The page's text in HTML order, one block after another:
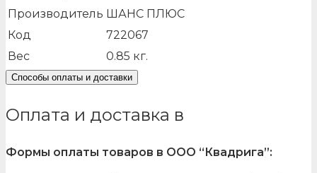
Производитель ШАНС ПЛЮС
Код
722067
Вес
0.85 кг.
Способы оплаты и доставки
Оплата и доставка в
Формы оплаты товаров в ООО “Квадрига”: